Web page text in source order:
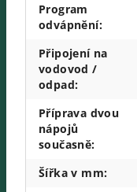
Program
odvápnění:
Připojení na
vodovod /
odpad:
Příprava dvou
nápojů
současně:
Šířka v mm: